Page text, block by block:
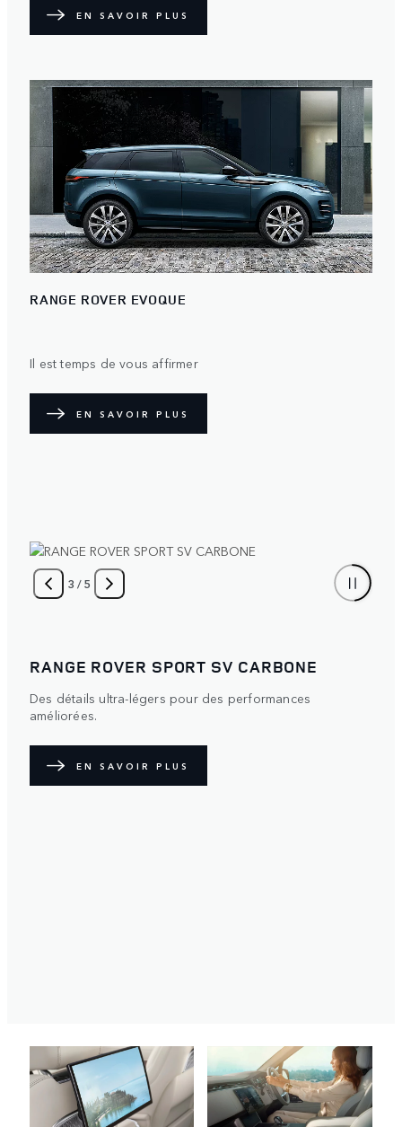
EN SAVOIR PLUS
RANGE ROVER EVOQUE
Il est temps de vous affirmer
EN SAVOIR PLUS
4 /5
RANGE ROVER SPORT
Singulier. Protecteur. Le film de protection satiné en
option diffuse la lumière sur sa surface pour créer un